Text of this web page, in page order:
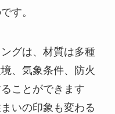
す。
グは、材質は多種
、気象条件、防火
ことができます
いの印象も変わる